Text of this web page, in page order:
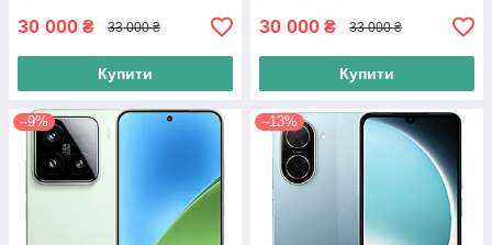
30 000 ₴ 33 000 ₴
Купити
30 000 ₴ 33 000 ₴
Купити
–9% –13%